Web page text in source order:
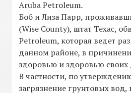
Aruba Petroleum.
Боб и Лиза Парр,
(Wise County), штат Техас,
Petroleum, которая ведет
данном районе, в
здоровью и здоровью своих
В частности, по
загрязнение грунтовых вод,